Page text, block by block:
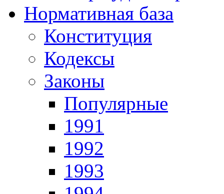
Нормативная база
Конституция
Кодексы
Законы
Популярные
1991
1992
1993